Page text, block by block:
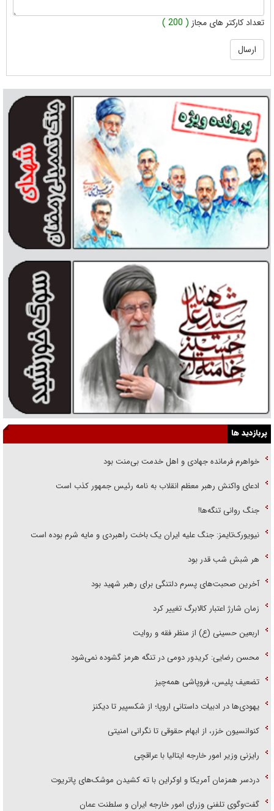
تعداد کارکتر های مجاز ( 200 )
پربازدید ها
خواهرم فرمانده جهادی و اهل خدمت بی‌منت بود
ادعای واکنش رهبر معظم انقلاب به نامه رئیس جمهور کذب است
جنگ روانی تنگه‌ها!
نیویورک‌تایمز: جنگ علیه ایران یک باخت راهبردی و مایه شرم بوده است
هر شبش شب قدر بود
آخرین صحبت‌های پسرم دلتنگی برای رهبر شهید بود
زمان شارژ اعتبار کالابرگ تغییر کرد
اربعین حسینی (ع) از منظر فقه و روایت
محسن رضایی: کریدور دومی در تنگه هرمز گشوده نمی‌شود
تضعیف پلیس، فروپاشی همه‌چیز
یهودی‌ها در ادبیات داستانی اروپا؛ از شکسپیر تا دیکنز
کنوانسیون خزر، از ابهام حقوقی تا نگرانی امنیتی
رایزنی وزیر امور خارجه ایتالیا با عراقچی
دردسر همزمان آمریکا و اوکراین با ته کشیدن موشک‌های پاتریوت
گفت‌وگوی تلفنی وزرای امور خارجه ایران و سلطنت عمان